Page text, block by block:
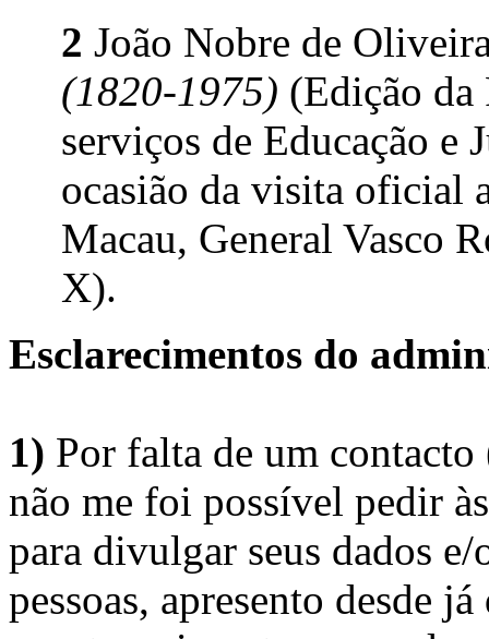
2 João Nobre de
(1820-1975) (Edição da
serviços de Educação e
ocasião da visita oficial
Macau, General Vasco
X).
Esclarecimentos do
1) Por falta de um
não me foi possível pedir
para divulgar seus dados
pessoas, apresento desde